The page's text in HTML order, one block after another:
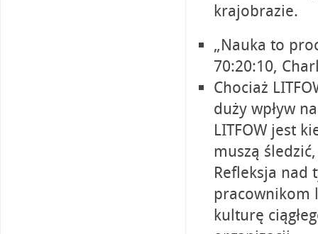
krajobrazie.
„Nauka to
70:20:10,
Chociaż
duży wpływ
LITFOW jest
muszą
Refleksja nad
pracownikom
kulturę